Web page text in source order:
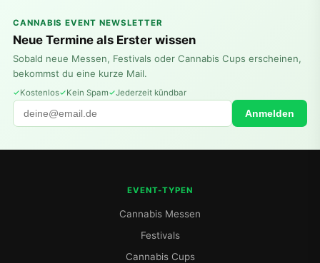
CANNABIS EVENT NEWSLETTER
Neue Termine als Erster wissen
Sobald neue Messen, Festivals oder Cannabis Cups erscheinen,
bekommst du eine kurze Mail.
Kostenlos Kein Spam Jederzeit kündbar
Anmelden
EVENT-TYPEN
Cannabis Messen
Festivals
Cannabis Cups